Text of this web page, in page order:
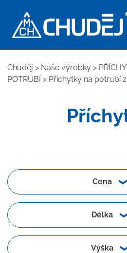
Chuděj > Naše výrobky >
POTRUBÍ > Příchytky na potrubí
Cena
Délka
Výška